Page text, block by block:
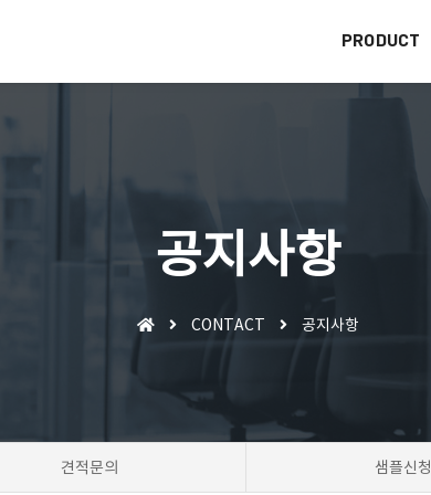
PRODUCT
공지사항
CONTACT 공지사항
견적문의 샘플신청